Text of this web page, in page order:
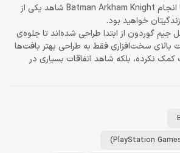
به جرات می‌توان گفت با انجام Batman Arkham Knight شاهد یکی از
خواهید بود.
گوردون از ابتدا طراحی شده‌اند تا جلوه‌ی
بالای سخت‌افزاری فقط به طراحی بهتر بافت‌ها
نکرده، بلکه شاهد اتفاقات بسیاری در